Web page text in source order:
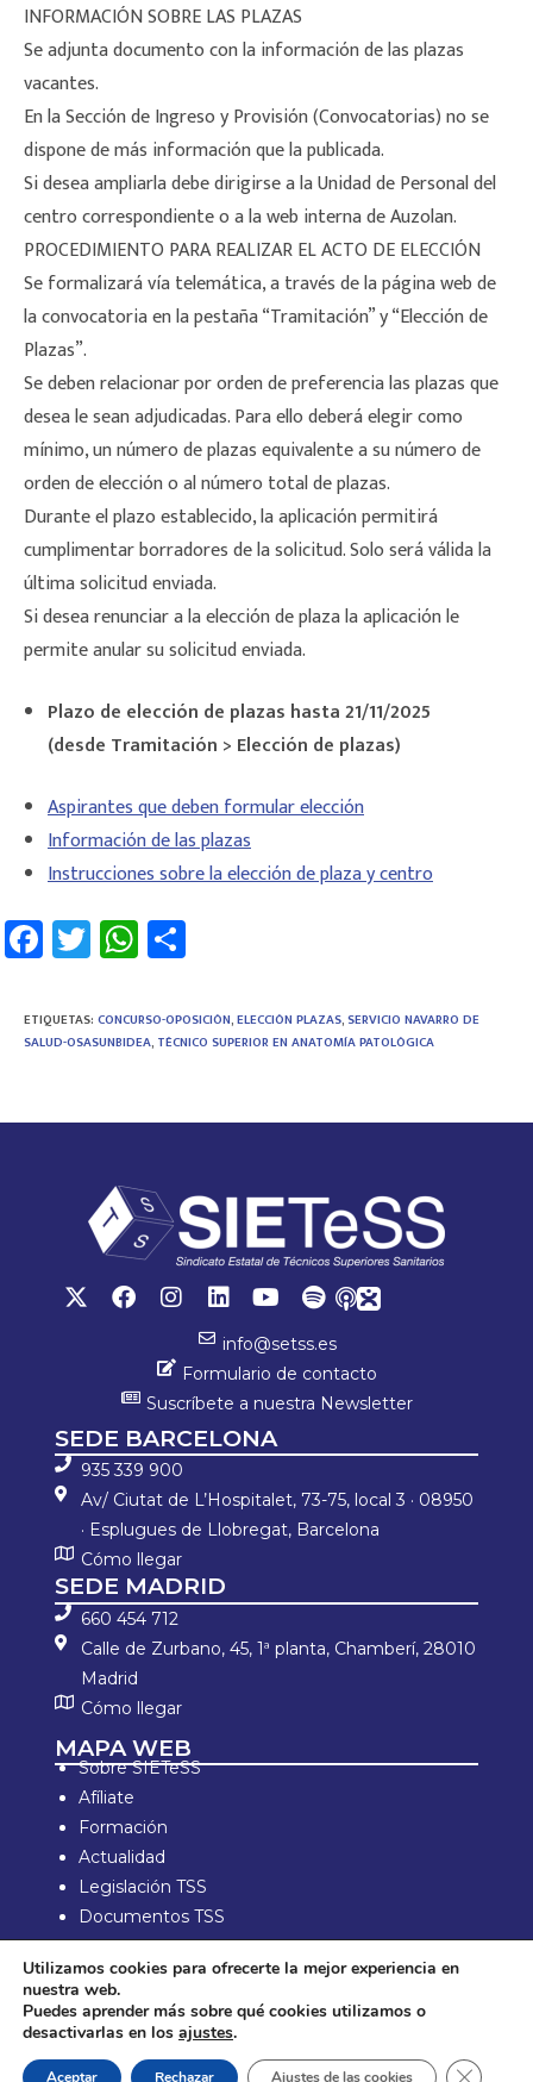
INFORMACIÓN SOBRE LAS PLAZAS
Se adjunta documento con la información de las plazas
vacantes.
En la Sección de Ingreso y Provisión (Convocatorias) no se
dispone de más información que la publicada.
Si desea ampliarla debe dirigirse a la Unidad de Personal del
centro correspondiente o a la web interna de Auzolan.
PROCEDIMIENTO PARA REALIZAR EL ACTO DE ELECCIÓN
Se formalizará vía telemática, a través de la página web de
la convocatoria en la pestaña “Tramitación” y “Elección de
Plazas”.
Se deben relacionar por orden de preferencia las plazas que
desea le sean adjudicadas. Para ello deberá elegir como
mínimo, un número de plazas equivalente a su número de
orden de elección o al número total de plazas.
Durante el plazo establecido, la aplicación permitirá
cumplimentar borradores de la solicitud. Solo será válida la
última solicitud enviada.
Si desea renunciar a la elección de plaza la aplicación le
permite anular su solicitud enviada.
Plazo de elección de plazas hasta 21/11/2025
(desde Tramitación > Elección de plazas)
Aspirantes que deben formular elección
Información de las plazas
Instrucciones sobre la elección de plaza y centro
Fa
ce
b
o
T
wi
tt
er
W
h
at
sA
p
m
p
tir
ETIQUETAS: CONCURSO-OPOSICIÓN,ELECCIÓN PLAZAS,SERVICIO NAVARRO DE
SALUD-OSASUNBIDEA, TÉCNICO SUPERIOR EN ANATOMÍA PATOLÓGICA
info@setss.es
Formulario de contacto
Suscríbete a nuestra Newsletter
SEDE BARCELONA
935 339 900
Av/ Ciutat de L’Hospitalet, 73-75, local 3 · 08950
· Esplugues de Llobregat, Barcelona
Cómo llegar
SEDE MADRID
660 454 712
Calle de Zurbano, 45, 1ª planta, Chamberí, 28010
Madrid
Cómo llegar
MAPA WEB
Sobre SIETeSS
Afíliate
Formación
Actualidad
Legislación TSS
Documentos TSS
Información laboral
Zona de Socios
Aviso Legal y política de privacidad
Política de compra y devolución
Política de Cookies
Utilizamos cookies para ofrecerte la mejor experiencia en
nuestra web.
Puedes aprender más sobre qué cookies utilizamos o
desactivarlas en los ajustes.
Aceptar Rechazar Ajustes de las cookies Cerrar el